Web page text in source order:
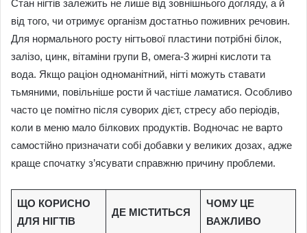
Стан нігтів залежить не лише від зовнішнього догляду, а й
від того, чи отримує організм достатньо поживних речовин.
Для нормального росту нігтьової пластини потрібні білок,
залізо, цинк, вітаміни групи B, омега-3 жирні кислоти та
вода. Якщо раціон одноманітний, нігті можуть ставати
тьмяними, повільніше рости й частіше ламатися. Особливо
часто це помітно після суворих дієт, стресу або періодів,
коли в меню мало білкових продуктів. Водночас не варто
самостійно призначати собі добавки у великих дозах, адже
краще спочатку з’ясувати справжню причину проблеми.
ЩО КОРИСНО
ДЛЯ НІГТІВ
ДЕ МІСТИТЬСЯ
ЧОМУ ЦЕ
ВАЖЛИВО